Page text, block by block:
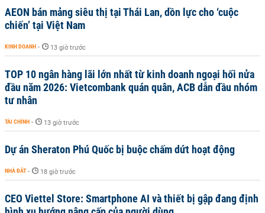
AEON bán mảng siêu thị tại Thái Lan, dồn lực cho ‘cuộc
chiến’ tại Việt Nam
KINH DOANH - 13 giờ trước
TOP 10 ngân hàng lãi lớn nhất từ kinh doanh ngoại hối nửa
đầu năm 2026: Vietcombank quán quân, ACB dẫn đầu nhóm
tư nhân
TÀI CHÍNH - 13 giờ trước
Dự án Sheraton Phú Quốc bị buộc chấm dứt hoạt động
NHÀ ĐẤT - 18 giờ trước
CEO Viettel Store: Smartphone AI và thiết bị gập đang định